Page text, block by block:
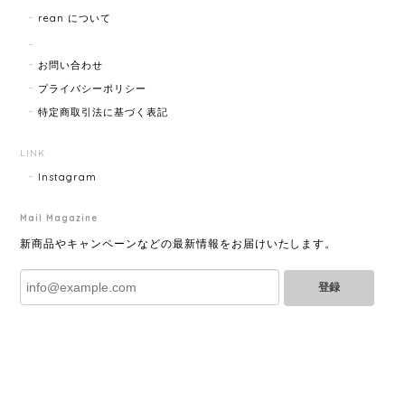
2025/06/28
とても綺麗なお品でした✨ ありがとうございました！
rean について
お問い合わせ
プライバシーポリシー
特定商取引法に基づく表記
LINK
Instagram
Mail Magazine
新商品やキャンペーンなどの最新情報をお届けいたします。
登録